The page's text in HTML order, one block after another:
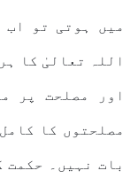
میں ہوتی تو اب
اللہ تعالیٰ کا
اور مصلحت پر
مصلحتوں کا
بات نہیں۔ حکمت